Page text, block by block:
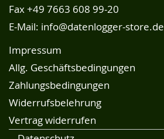
Fax +49 7663 608 99-20
E-Mail: info@datenlogger-store.de
Impressum
Allg. Geschäftsbedingungen
Zahlungsbedingungen
Widerrufsbelehrung
Vertrag widerrufen